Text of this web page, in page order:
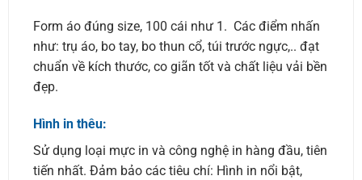
Form áo đúng size, 100 cái như 1. Các điểm nhấn
như: trụ áo, bo tay, bo thun cổ, túi trước ngực,.. đạt
chuẩn về kích thước, co giãn tốt và chất liệu vải bền
đẹp.
Hình in thêu:
Sử dụng loại mực in và công nghệ in hàng đầu, tiên
tiến nhất. Đảm bảo các tiêu chí: Hình in nổi bật,